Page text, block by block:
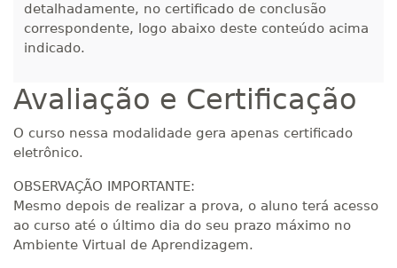
detalhadamente, no certificado de conclusão
correspondente, logo abaixo deste conteúdo acima
indicado.
Avaliação e Certificação
O curso nessa modalidade gera apenas certificado
eletrônico.
OBSERVAÇÃO IMPORTANTE:
Mesmo depois de realizar a prova, o aluno terá acesso
ao curso até o último dia do seu prazo máximo no
Ambiente Virtual de Aprendizagem.